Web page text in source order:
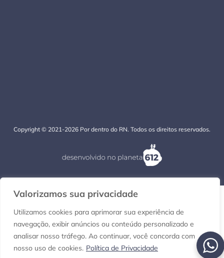
Valorizamos sua privacidade
Utilizamos cookies para aprimorar sua experiência de
navegação, exibir anúncios ou conteúdo personalizado e
analisar nosso tráfego. Ao continuar, você concorda com
nosso uso de cookies. Política de Privacidade
Copyright © 2021-2026 Por dentro do RN. Todos os direitos reservados.